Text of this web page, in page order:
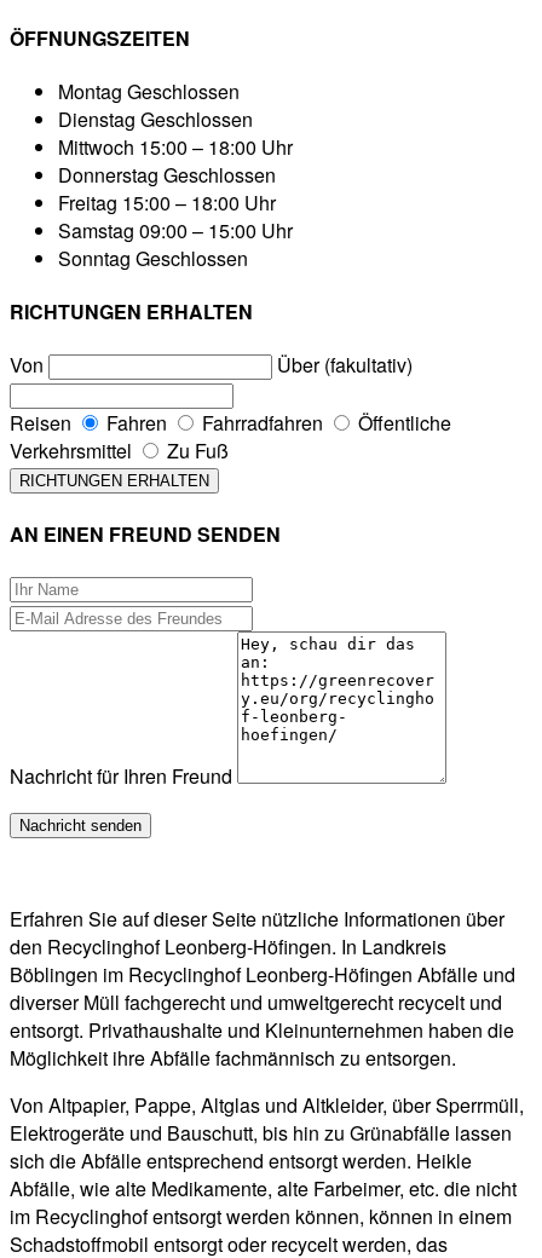
ÖFFNUNGSZEITEN
Montag Geschlossen
Dienstag Geschlossen
Mittwoch 15:00 – 18:00 Uhr
Donnerstag Geschlossen
Freitag 15:00 – 18:00 Uhr
Samstag 09:00 – 15:00 Uhr
Sonntag Geschlossen
RICHTUNGEN ERHALTEN
Von
Über (fakultativ)
Reisen Fahren Fahrradfahren
Öffentliche
Verkehrsmittel
Zu Fuß
AN EINEN FREUND SENDEN
Nachricht für Ihren Freund
Erfahren Sie auf dieser Seite nützliche Informationen über
den Recyclinghof Leonberg-Höfingen. In Landkreis
Böblingen im Recyclinghof Leonberg-Höfingen Abfälle und
diverser Müll fachgerecht und umweltgerecht recycelt und
entsorgt. Privathaushalte und Kleinunternehmen haben die
Möglichkeit ihre Abfälle fachmännisch zu entsorgen.
Von Altpapier, Pappe, Altglas und Altkleider, über Sperrmüll,
Elektrogeräte und Bauschutt, bis hin zu Grünabfälle lassen
sich die Abfälle entsprechend entsorgt werden. Heikle
Abfälle, wie alte Medikamente, alte Farbeimer, etc. die nicht
im Recyclinghof entsorgt werden können, können in einem
Schadstoffmobil entsorgt oder recycelt werden, das